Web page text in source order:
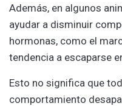
Además, en algunos
ayudar a disminuir
hormonas, como el
tendencia a escaparse
Esto no significa que
comportamiento